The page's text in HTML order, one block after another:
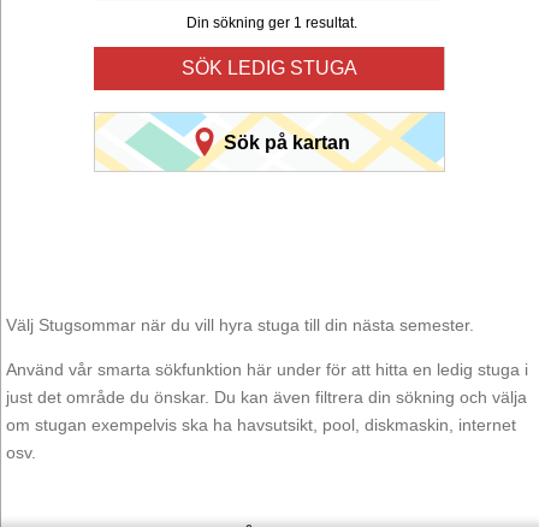
Din sökning ger 1 resultat.
SÖK LEDIG STUGA
Sök på kartan
Välj Stugsommar när du vill hyra stuga till din nästa semester.
Använd vår smarta sökfunktion här under för att hitta en ledig stuga i
just det område du önskar. Du kan även filtrera din sökning och välja
om stugan exempelvis ska ha havsutsikt, pool, diskmaskin, internet
osv.